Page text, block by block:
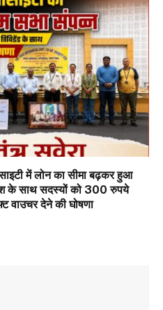
में लोन का सीमा बढ़कर हुआ
के साथ सदस्यों को 300 रुपये
वाउचर देने की घोषणा